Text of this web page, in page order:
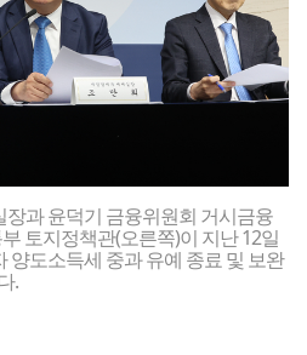
과 윤덕기 금융위원회 거시금융
토지정책관(오른쪽)이 지난 12일
양도소득세 중과 유예 종료 및 보완
.